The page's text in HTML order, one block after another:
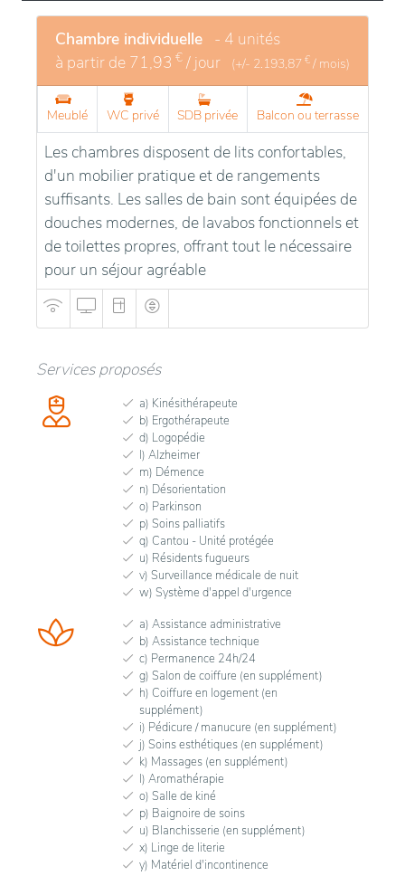
Chambre individuelle - 4 unités
à partir de 71,93 € / jour (+/- 2.193,87 € / mois)
Meublé WC privé SDB privée Balcon ou terrasse
Les chambres disposent de lits confortables,
d'un mobilier pratique et de rangements
suffisants. Les salles de bain sont équipées de
douches modernes, de lavabos fonctionnels et
de toilettes propres, offrant tout le nécessaire
pour un séjour agréable
Services proposés
a) Kinésithérapeute
b) Ergothérapeute
d) Logopédie
l) Alzheimer
m) Démence
n) Désorientation
o) Parkinson
p) Soins palliatifs
q) Cantou - Unité protégée
u) Résidents fugueurs
v) Surveillance médicale de nuit
w) Système d'appel d'urgence
a) Assistance administrative
b) Assistance technique
c) Permanence 24h/24
g) Salon de coiffure (en supplément)
h) Coiffure en logement (en
supplément)
i) Pédicure / manucure (en supplément)
j) Soins esthétiques (en supplément)
k) Massages (en supplément)
l) Aromathérapie
o) Salle de kiné
p) Baignoire de soins
u) Blanchisserie (en supplément)
x) Linge de literie
y) Matériel d'incontinence